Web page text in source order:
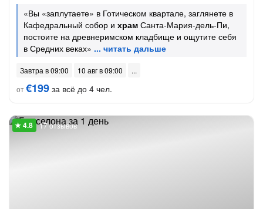
«Вы «заплутаете» в Готическом квартале, заглянете в
Кафедральный собор и храм Санта-Мария-дель-Пи,
постоите на древнеримском кладбище и ощутите себя
в Средних веках»
Завтра в 09:00
10 авг в 09:00
от€199 за всё до 4 чел.
17 отзывов